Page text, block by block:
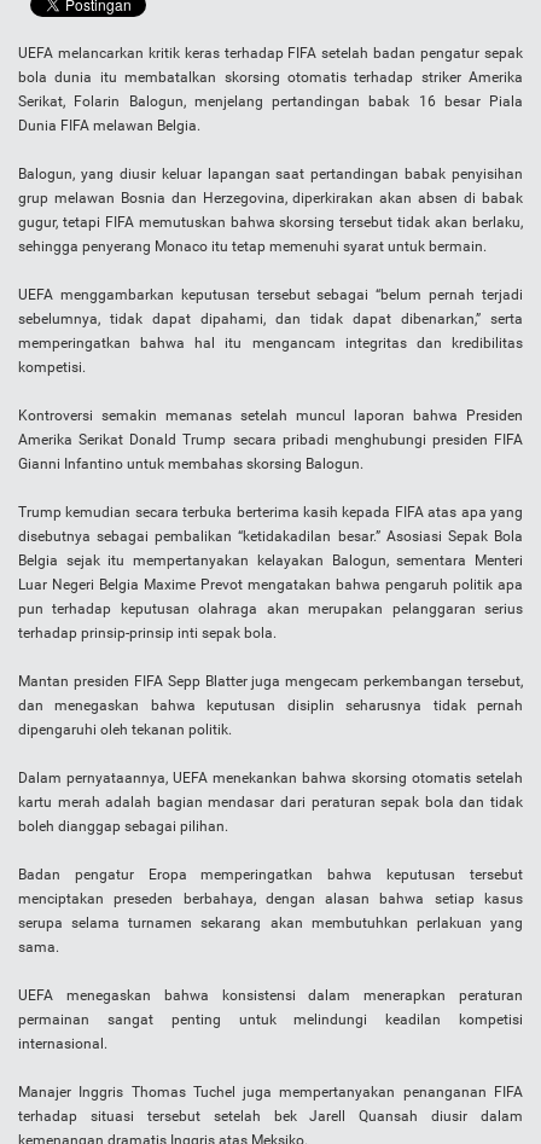
UEFA melancarkan kritik keras terhadap FIFA setelah badan pengatur sepak
bola dunia itu membatalkan skorsing otomatis terhadap striker Amerika
Serikat, Folarin Balogun, menjelang pertandingan babak 16 besar Piala
Dunia FIFA melawan Belgia.
Balogun, yang diusir keluar lapangan saat pertandingan babak penyisihan
grup melawan Bosnia dan Herzegovina, diperkirakan akan absen di babak
gugur, tetapi FIFA memutuskan bahwa skorsing tersebut tidak akan berlaku,
sehingga penyerang Monaco itu tetap memenuhi syarat untuk bermain.
UEFA menggambarkan keputusan tersebut sebagai “belum pernah terjadi
sebelumnya, tidak dapat dipahami, dan tidak dapat dibenarkan,” serta
memperingatkan bahwa hal itu mengancam integritas dan kredibilitas
kompetisi.
Kontroversi semakin memanas setelah muncul laporan bahwa Presiden
Amerika Serikat Donald Trump secara pribadi menghubungi presiden FIFA
Gianni Infantino untuk membahas skorsing Balogun.
Trump kemudian secara terbuka berterima kasih kepada FIFA atas apa yang
disebutnya sebagai pembalikan “ketidakadilan besar.” Asosiasi Sepak Bola
Belgia sejak itu mempertanyakan kelayakan Balogun, sementara Menteri
Luar Negeri Belgia Maxime Prevot mengatakan bahwa pengaruh politik apa
pun terhadap keputusan olahraga akan merupakan pelanggaran serius
terhadap prinsip-prinsip inti sepak bola.
Mantan presiden FIFA Sepp Blatter juga mengecam perkembangan tersebut,
dan menegaskan bahwa keputusan disiplin seharusnya tidak pernah
dipengaruhi oleh tekanan politik.
Dalam pernyataannya, UEFA menekankan bahwa skorsing otomatis setelah
kartu merah adalah bagian mendasar dari peraturan sepak bola dan tidak
boleh dianggap sebagai pilihan.
Badan pengatur Eropa memperingatkan bahwa keputusan tersebut
menciptakan preseden berbahaya, dengan alasan bahwa setiap kasus
serupa selama turnamen sekarang akan membutuhkan perlakuan yang
sama.
UEFA menegaskan bahwa konsistensi dalam menerapkan peraturan
permainan sangat penting untuk melindungi keadilan kompetisi
internasional.
Manajer Inggris Thomas Tuchel juga mempertanyakan penanganan FIFA
terhadap situasi tersebut setelah bek Jarell Quansah diusir dalam